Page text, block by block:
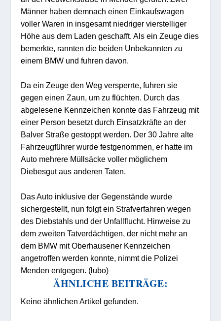
Männer haben demnach einen Einkaufswagen
voller Waren in insgesamt niedriger vierstelliger
Höhe aus dem Laden geschafft. Als ein Zeuge dies
bemerkte, rannten die beiden Unbekannten zu
einem BMW und fuhren davon.
Da ein Zeuge den Weg versperrte, fuhren sie
gegen einen Zaun, um zu flüchten. Durch das
abgelesene Kennzeichen konnte das Fahrzeug mit
einer Person besetzt durch Einsatzkräfte an der
Balver Straße gestoppt werden. Der 30 Jahre alte
Fahrzeugführer wurde festgenommen, er hatte im
Auto mehrere Müllsäcke voller möglichem
Diebesgut aus anderen Taten.
Das Auto inklusive der Gegenstände wurde
sichergestellt, nun folgt ein Strafverfahren wegen
des Diebstahls und der Unfallflucht. Hinweise zu
dem zweiten Tatverdächtigen, der nicht mehr an
dem BMW mit Oberhausener Kennzeichen
angetroffen werden konnte, nimmt die Polizei
Menden entgegen. (lubo)
ÄHNLICHE BEITRÄGE:
Keine ähnlichen Artikel gefunden.